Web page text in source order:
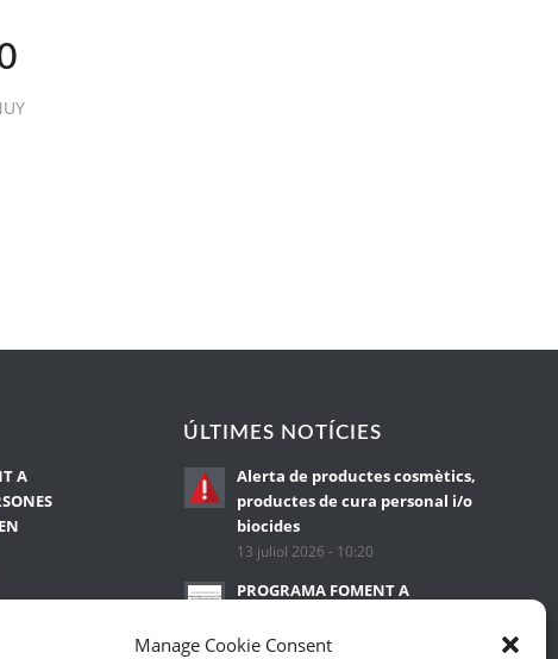
Manage Cookie Consent
A
ÚLTIMES NOTÍCIES
Alerta de productes cosmètics,
productes de cura personal i/o
biocides
13 juliol 2026 - 10:20
PROGRAMA FOMENT A
JOVES. JOVES EN PRÀCTIQUES